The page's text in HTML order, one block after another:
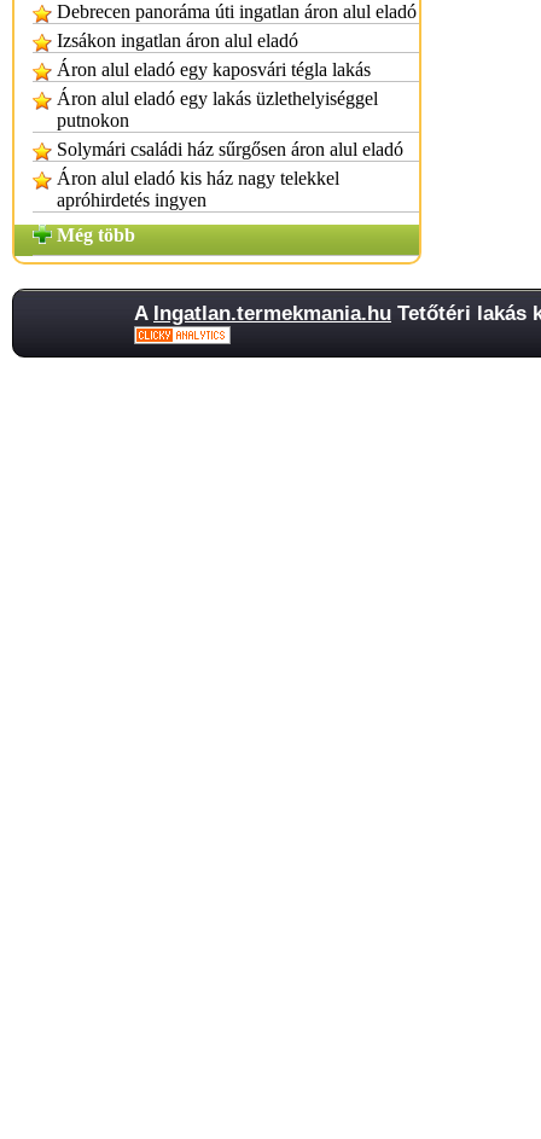
Debrecen panoráma úti ingatlan áron alul eladó
Izsákon ingatlan áron alul eladó
Áron alul eladó egy kaposvári tégla lakás
Áron alul eladó egy lakás üzlethelyiséggel
putnokon
Solymári családi ház sűrgősen áron alul eladó
Áron alul eladó kis ház nagy telekkel
apróhirdetés ingyen
Még több
A Ingatlan.termekmania.hu Tetőtéri lakás